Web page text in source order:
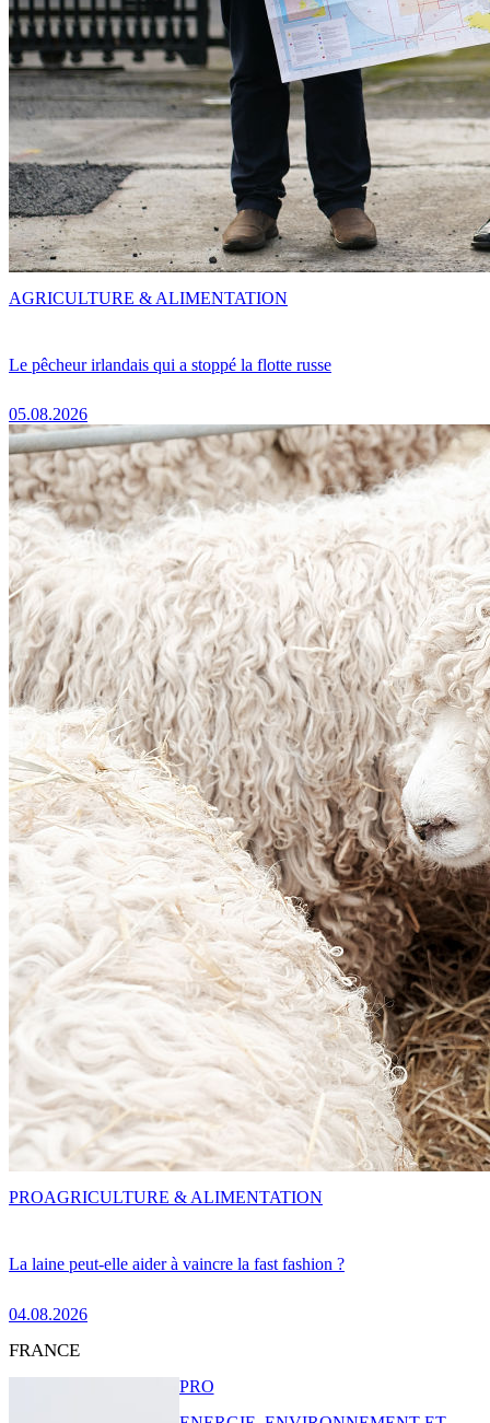
Le pêcheur irlandais qui a stoppé la flotte russe
05.08.2026
AGRICULTURE & ALIMENTATION
La laine peut-elle aider à vaincre la fast fashion ?
04.08.2026
PROAGRICULTURE & ALIMENTATION
FRANCE
PRO